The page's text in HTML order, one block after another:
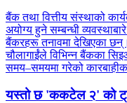
बैंक तथा वित्तीय संस्थाको
अयोग्य हुने सम्बन्धी
बैंकरहरू तनावमा देखिएका
चौलागाईंले विभिन्न बैंकका
समय–समयमा गरेको
यस्तो छ 'ककटेल २' को